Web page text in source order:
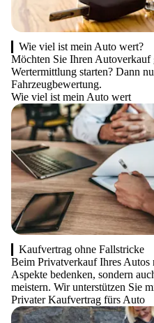
Wie viel ist mein Auto wert?
Möchten Sie Ihren Autoverkauf
Wertermittlung starten? Dann
Fahrzeugbewertung.
Wie viel ist mein Auto wert
Kaufvertrag ohne Fallstricke
Beim Privatverkauf Ihres Autos
Aspekte bedenken, sondern
meistern. Wir unterstützen Sie
Privater Kaufvertrag fürs Auto